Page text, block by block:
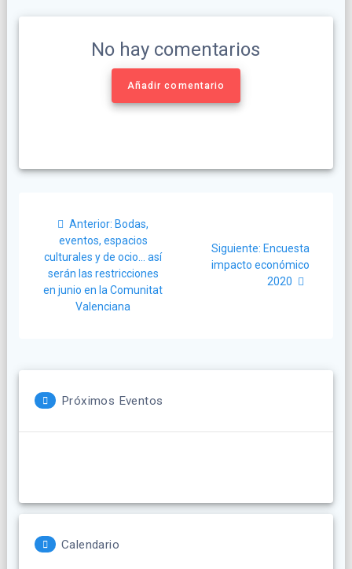
No hay comentarios
Añadir comentario
entradas
Anterior: Post
anterior:
Bodas,
eventos, espacios
culturales y de ocio… así
serán las restricciones
en junio en la Comunitat
Valenciana
Siguiente: Siguiente
post:
Encuesta
impacto económico
2020
Próximos Eventos
Calendario